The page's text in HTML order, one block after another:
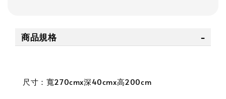
商品規格
尺寸：寬270cmx深40cmx高200cm